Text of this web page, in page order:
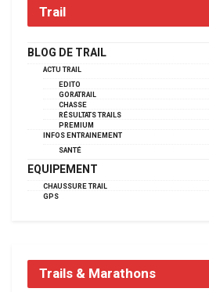
Trail
BLOG DE TRAIL
ACTU TRAIL
EDITO
GORATRAIL
CHASSE
RÉSULTATS TRAILS
PREMIUM
INFOS ENTRAINEMENT
SANTÉ
EQUIPEMENT
CHAUSSURE TRAIL
GPS
Trails & Marathons